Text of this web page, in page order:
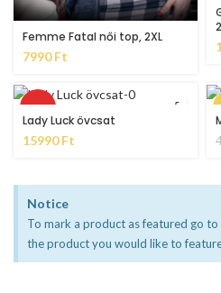
Femme Fatal női top, 2XL
7990Ft
HOT
Lady Luck övcsat
15990Ft
Notice
To mark a product as featured go
the product you would like to